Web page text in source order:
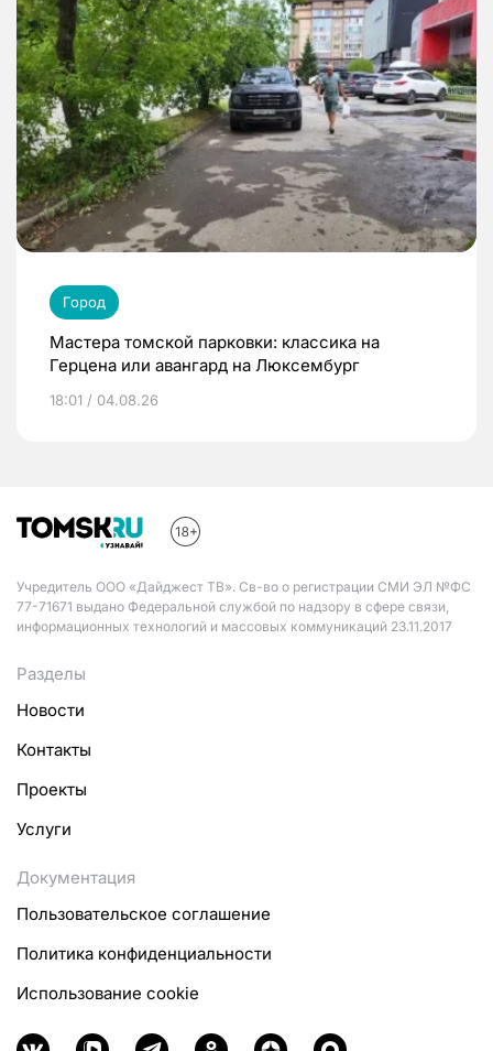
Город
Мастера томской парковки: классика на
Герцена или авангард на Люксембург
18:01 / 04.08.26
Учредитель ООО «Дайджест ТВ». Св-во о регистрации СМИ ЭЛ №ФС
77-71671 выдано Федеральной службой по надзору в сфере связи,
информационных технологий и массовых коммуникаций 23.11.2017
Разделы
Новости
Контакты
Проекты
Услуги
Документация
Пользовательское соглашение
Политика конфиденциальности
Использование cookie